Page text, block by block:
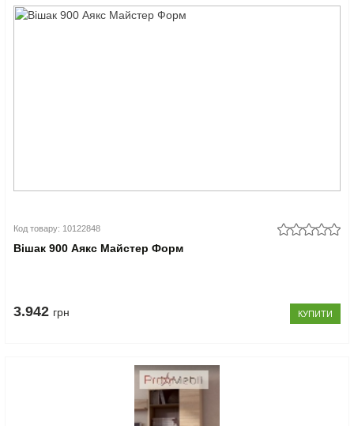
Код товару: 10122848
Вішак 900 Аякс Майстер Форм
3.942 грн КУПИТИ